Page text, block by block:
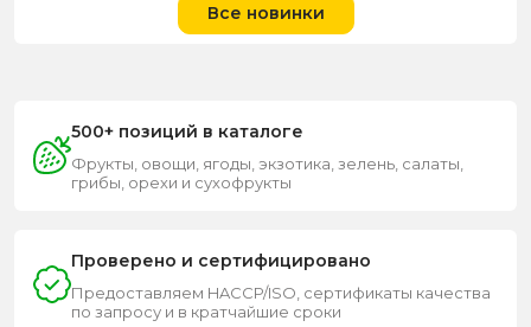
Все новинки
500+ позиций в каталоге
Фрукты, овощи, ягоды, экзотика, зелень, салаты,
грибы, орехи и сухофрукты
Проверено и сертифицировано
Предоставляем HACCP/ISO, сертификаты качества
по запросу и в кратчайшие сроки